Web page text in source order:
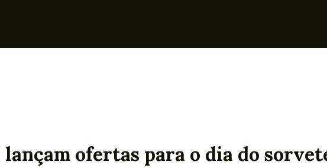
ofertas para o dia do